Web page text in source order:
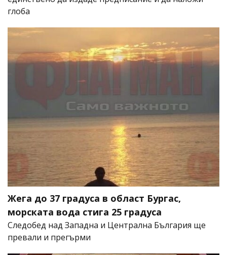
глоба
Жега до 37 градуса в област Бургас,
морската вода стига 25 градуса
Следобед над Западна и Централна България ще
превали и прегърми